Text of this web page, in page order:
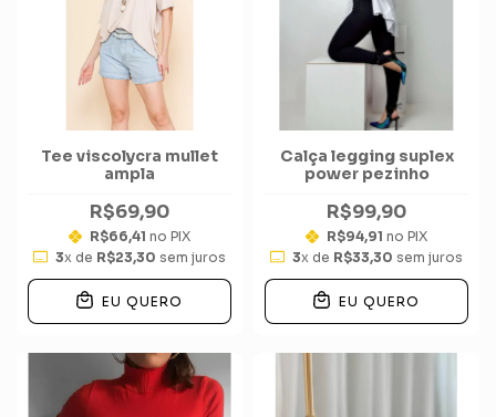
Tee viscolycra mullet
ampla
R$69,90
R$66,41 no PIX
3x de R$23,30 sem juros
EU QUERO
Calça legging suplex
power pezinho
R$99,90
R$94,91 no PIX
3x de R$33,30 sem juros
EU QUERO